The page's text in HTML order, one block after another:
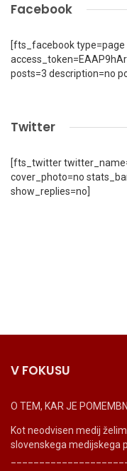
Facebook
[fts_facebook
posts=3 description=no
Twitter
[fts_twitter
cover_photo=no
show_replies=no]
V FOKUSU
O TEM, KAR JE
Kot neodvisen medij
slovenskega medijskega